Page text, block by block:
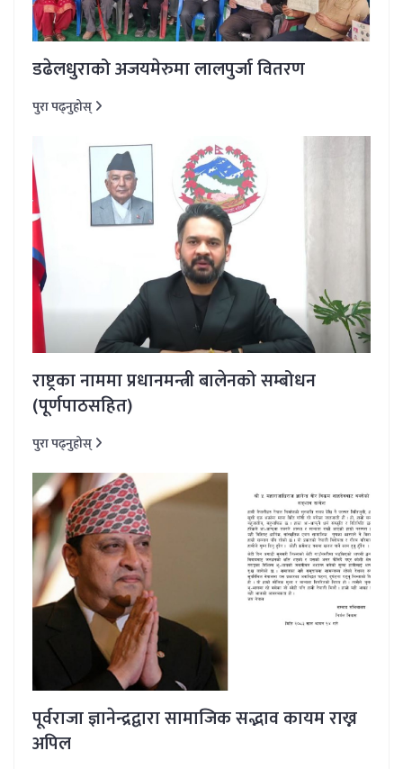
डढेलधुराको अजयमेरुमा लालपुर्जा वितरण
पुरा पढ्नुहोस्
राष्ट्रका नाममा प्रधानमन्त्री बालेनको सम्बोधन
(पूर्णपाठसहित)
पुरा पढ्नुहोस्
पूर्वराजा ज्ञानेन्द्रद्वारा सामाजिक सद्भाव कायम राख्न
अपिल